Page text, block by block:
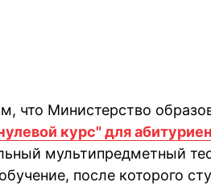
что Министерство
курс" для
мультипредметный
после которого